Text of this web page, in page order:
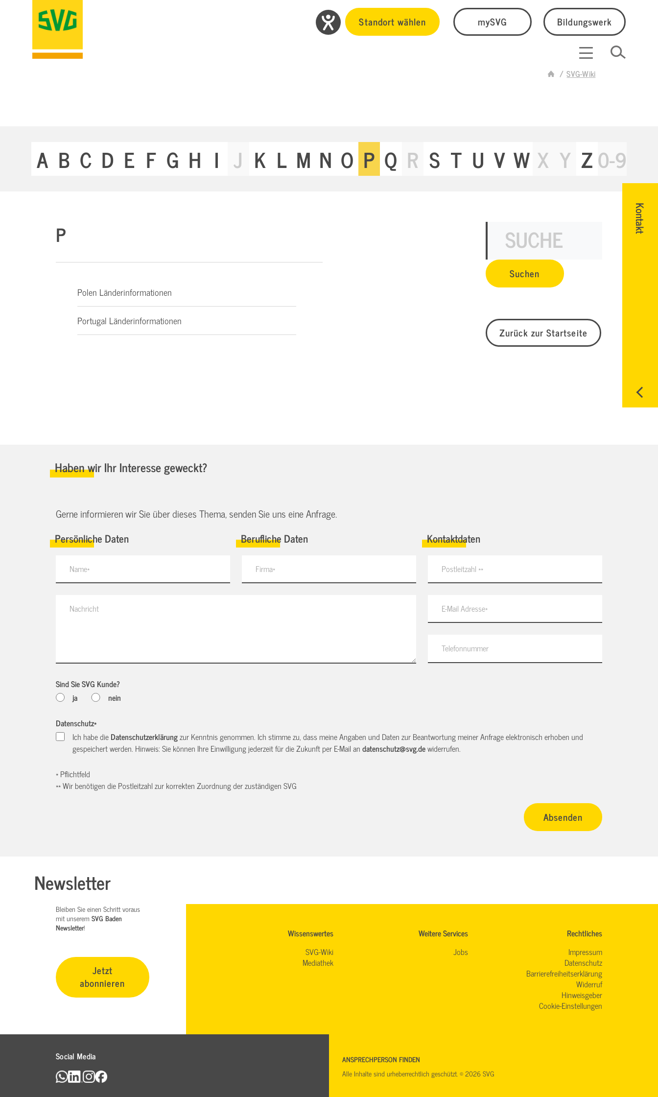
Standort wählen mySVG Bildungswerk
SVG-Wiki
Kontakt
A B C D E F G H I J K L M N O P Q R S T U V W X Y Z0-9
P
Polen Länderinformationen
Portugal Länderinformationen
Zurück zur Startseite
Haben wir Ihr Interesse geweckt?
Gerne informieren wir Sie über dieses Thema, senden Sie uns eine Anfrage.
Persönliche Daten Berufliche Daten Kontaktdaten
Sind Sie SVG Kunde?
ja
nein
Datenschutz*
Ich habe dieDatenschutzerklärungzur Kenntnis genommen. Ich stimme zu, dass meine Angaben und Daten zur Beantwortung meiner Anfrage elektronisch erhoben und
gespeichert werden. Hinweis: Sie können Ihre Einwilligung jederzeit für die Zukunft per E-Mail andatenschutz@svg.dewiderrufen.
* Pflichtfeld
** Wir benötigen die Postleitzahl zur korrekten Zuordnung der zuständigen SVG
Newsletter
Bleiben Sie einen Schritt voraus
mit unserem SVG Baden
Newsletter!
Jetzt
abonnieren
Wissenswertes
SVG-Wiki
Mediathek
Weitere Services
Jobs
Rechtliches
Impressum
Datenschutz
Barrierefreiheitserklärung
Widerruf
Hinweisgeber
Cookie-Einstellungen
Social Media
ANSPRECHPERSON FINDEN
Alle Inhalte sind urheberrechtlich geschützt. © 2026 SVG